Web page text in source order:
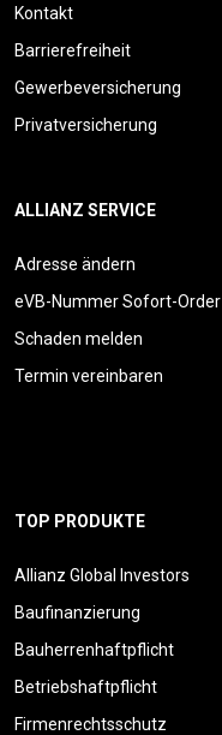
Kontakt
Barrierefreiheit
Gewerbeversicherung
Privatversicherung
ALLIANZ SERVICE
Adresse ändern
eVB-Nummer Sofort-Order
Schaden melden
Termin vereinbaren
TOP PRODUKTE
Allianz Global Investors
Baufinanzierung
Bauherrenhaftpflicht
Betriebshaftpflicht
Firmenrechtsschutz